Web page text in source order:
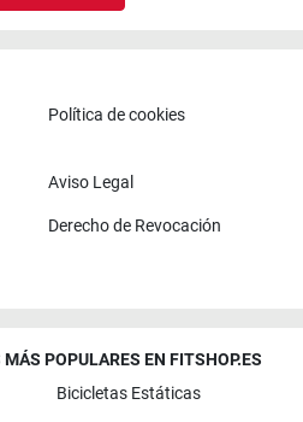
Política de cookies
Aviso Legal
Derecho de Revocación
POPULARES EN FITSHOP.ES
Bicicletas Estáticas